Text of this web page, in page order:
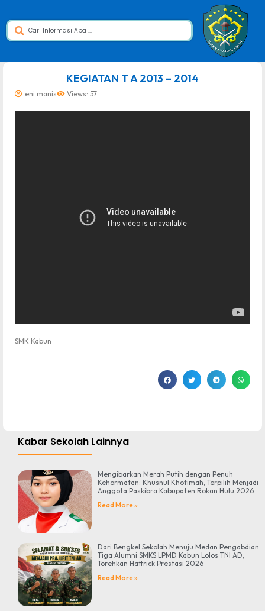
KEGIATAN T A 2013 – 2014
eni manis Views: 57
SMK Kabun
Kabar Sekolah Lainnya
Mengibarkan Merah Putih dengan Penuh
Kehormatan: Khusnul Khotimah, Terpilih Menjadi
Anggota Paskibra Kabupaten Rokan Hulu 2026
Read More »
Dari Bengkel Sekolah Menuju Medan Pengabdian:
Tiga Alumni SMKS LPMD Kabun Lolos TNI AD,
Torehkan Hattrick Prestasi 2026
Read More »